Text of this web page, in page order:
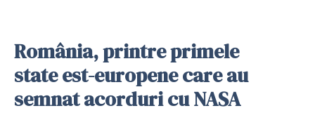
România, printre primele
state est-europene care au
semnat acorduri cu NASA